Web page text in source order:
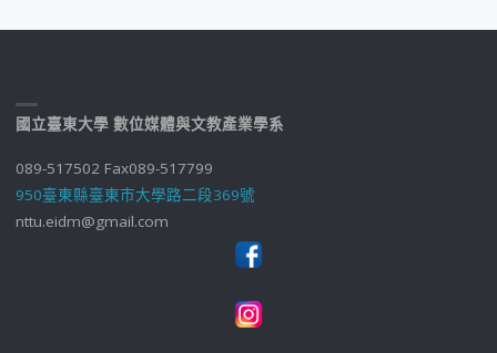
國立臺東大學 數位媒體與文教產業學系
089-517502 Fax089-517799
950臺東縣臺東市大學路二段369號
nttu.eidm@gmail.com